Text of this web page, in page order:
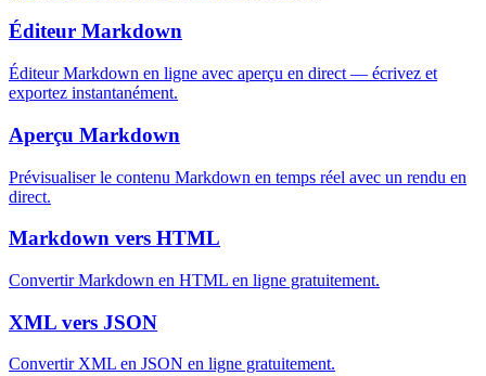
Éditeur Markdown
Éditeur Markdown en ligne avec aperçu en direct — écrivez et
exportez instantanément.
Aperçu Markdown
Prévisualiser le contenu Markdown en temps réel avec un rendu en
direct.
Markdown vers HTML
Convertir Markdown en HTML en ligne gratuitement.
XML vers JSON
Convertir XML en JSON en ligne gratuitement.